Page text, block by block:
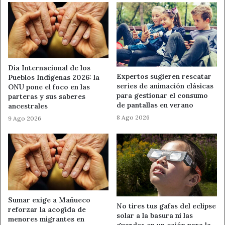
comunidad que más invierte en formar al profesorado.
Estamos a la vanguardia en competencias docentes. Y
hemos cumplido con la acreditación digital de nuestros
profesores un año antes del plazo fijado por Europa”, ha
recordado Lucas.
Otra de las banderas que caracterizan la Educación en
Castilla y León es la equidad. Con uno de los índices de
acoso escolar más bajos a escala mundial, el
por el bienestar del alumnado perfeccionando el modelo
de atención a la diversidad o el Plan de Salud Mental. Los
refuerzos educativos son también parte del éxito. En esta
legislatura, se han ampliado los cursos y las materias a las
que van destinados.
Asimismo, cada curso, se mejoran las ayudas de la
Día Internacional de los
Pueblos Indígenas 2026: la
ONU pone el foco en las
parteras y sus saberes
ancestrales
9 Ago 2026
Expertos sugieren rescatar
series de animación clásicas
para gestionar el consumo
de pantallas en verano
8 Ago 2026
Sumar exige a Mañueco
reforzar la acogida de
menores migrantes en
No tires tus gafas del eclipse
solar a la basura ni las